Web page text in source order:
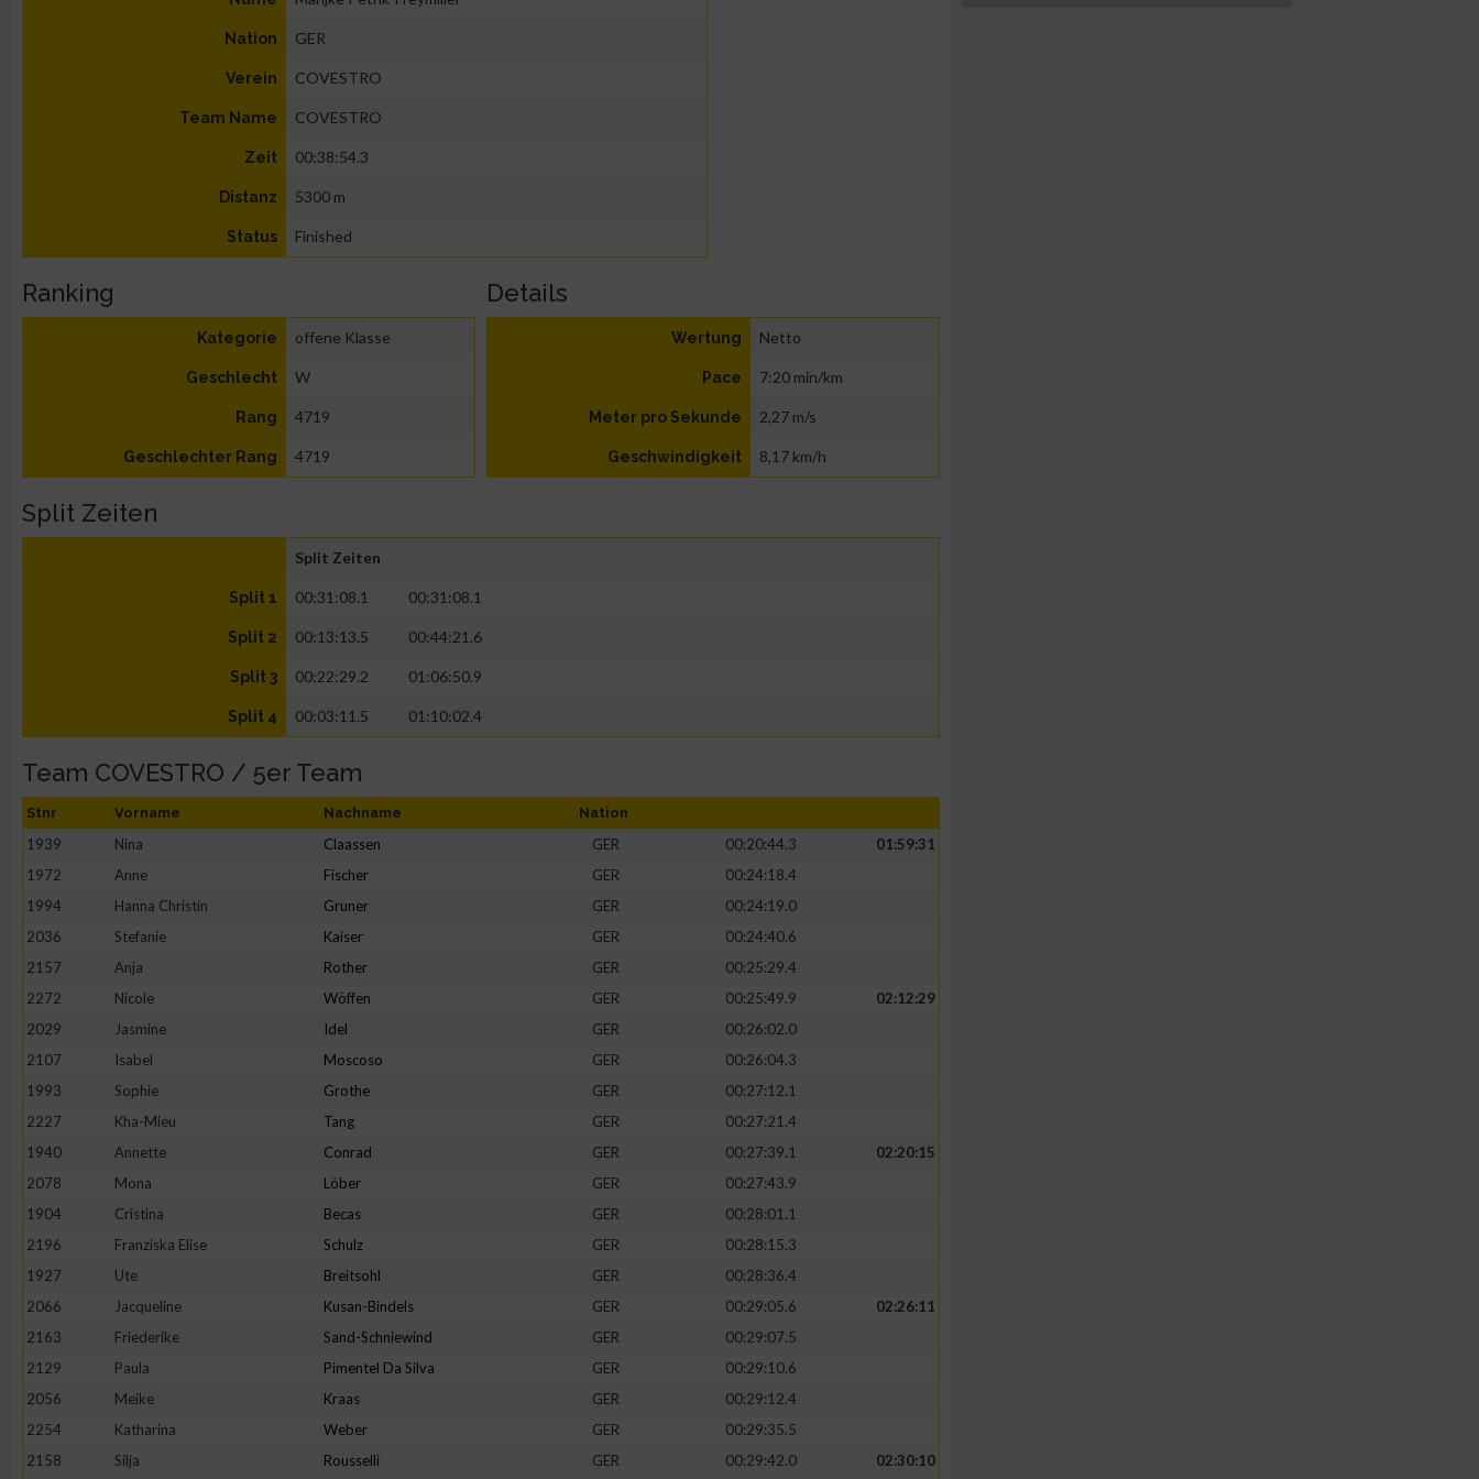
Nation GER
Verein COVESTRO
Team Name COVESTRO
Zeit 00:38:54.3
Distanz 5300 m
Status Finished
Ranking
Kategorie offene Klasse
Geschlecht W
Rang 4719
Geschlechter Rang 4719
Details
Wertung Netto
Pace 7:20 min/km
Meter pro Sekunde 2,27 m/s
Geschwindigkeit 8,17 km/h
Split Zeiten
Split Zeiten
Split 1 00:31:08.1 00:31:08.1
Split 2 00:13:13.5 00:44:21.6
Split 3 00:22:29.2 01:06:50.9
Split 4 00:03:11.5 01:10:02.4
Team COVESTRO / 5er Team
Stnr Vorname Nachname Nation
1939 Nina Claassen GER 00:20:44.3
01:59:31
1972
Anne Fischer GER
00:24:18.4
1994
Hanna Christin Gruner GER
00:24:19.0
2036
Stefanie Kaiser GER
00:24:40.6
2157
Anja Rother GER
00:25:29.4
2272
Nicole Wöffen GER 00:25:49.9
02:12:29
2029
Jasmine Idel GER
00:26:02.0
2107
Isabel Moscoso GER
00:26:04.3
1993
Sophie Grothe GER
00:27:12.1
2227
Kha-Mieu Tang GER
00:27:21.4
1940
Annette Conrad GER 00:27:39.1
02:20:15
2078
Mona Löber GER
00:27:43.9
1904
Cristina Becas GER
00:28:01.1
2196
Franziska Elise Schulz GER
00:28:15.3
1927
Ute Breitsohl GER
00:28:36.4
2066
Jacqueline Kusan-Bindels GER 00:29:05.6
02:26:11
2163
Friederike Sand-Schniewind GER
00:29:07.5
2129
Paula Pimentel Da Silva GER
00:29:10.6
2056
Meike Kraas GER
00:29:12.4
2254
Katharina Weber GER
00:29:35.5
2158
Silja Rousselli GER 00:29:42.0
02:30:10